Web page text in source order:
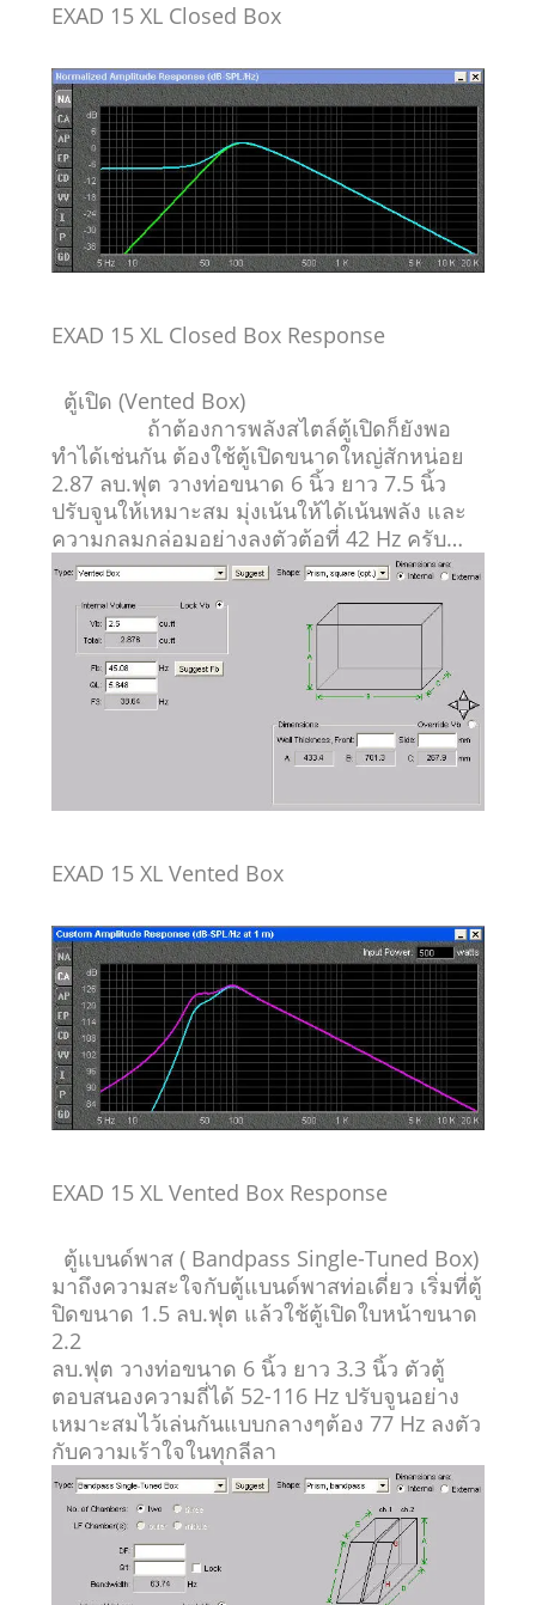
EXAD 15 XL Closed Box
EXAD 15 XL Closed Box Response
ตู้เปิด (Vented Box)
ถ้าต้องการพลังสไตล์ตู้เปิดก็ยังพอ
ทำได้เช่นกัน ต้องใช้ตู้เปิดขนาดใหญ่สักหน่อย
2.87 ลบ.ฟุต วางท่อขนาด 6 นิ้ว ยาว 7.5 นิ้ว
ปรับจูนให้เหมาะสม มุ่งเน้นให้ได้เน้นพลัง และ
ความกลมกล่อมอย่างลงตัวต้อที่ 42 Hz ครับ…
EXAD 15 XL Vented Box
EXAD 15 XL Vented Box Response
ตู้แบนด์พาส ( Bandpass Single-Tuned Box)
มาถึงความสะใจกับตู้แบนด์พาสท่อเดี่ยว เริ่มที่ตู้
ปิดขนาด 1.5 ลบ.ฟุต แล้วใช้ตู้เปิดใบหน้าขนาด
2.2
ลบ.ฟุต วางท่อขนาด 6 นิ้ว ยาว 3.3 นิ้ว ตัวตู้
ตอบสนองความถี่ได้ 52-116 Hz ปรับจูนอย่าง
เหมาะสมไว้เล่นกันแบบกลางๆต้อง 77 Hz ลงตัว
กับความเร้าใจในทุกลีลา